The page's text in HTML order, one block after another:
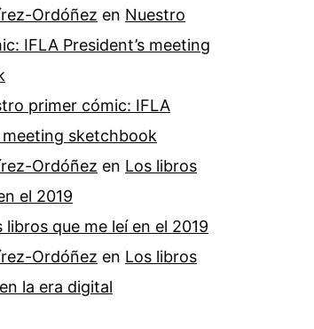
Ordóñez en Nuestro
IFLA President’s meeting
primer cómic: IFLA
meeting sketchbook
Ordóñez en Los libros
el 2019
libros que me leí en el 2019
Ordóñez en Los libros
la era digital